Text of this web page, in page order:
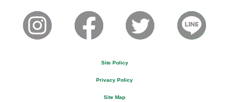
Site Policy
Privacy Policy
Site Map